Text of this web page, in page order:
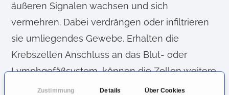
Zustimmung Details Über Cookies
äußeren Signalen wachsen und sich
vermehren. Dabei verdrängen oder infiltrieren
sie umliegendes Gewebe. Erhalten die
Krebszellen Anschluss an das Blut- oder
Lymphgefäßsystem, können die Zellen weitere
Organe erreichen und dort Absiedelungen